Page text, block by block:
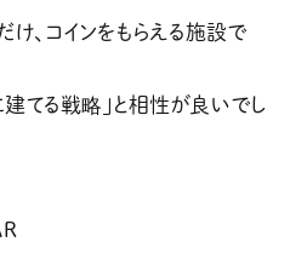
、コインをもらえる施設で
建てる戦略」と相性が良いでし